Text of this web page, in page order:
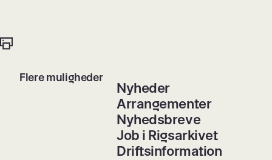
Flere muligheder
Nyheder
Arrangementer
Nyhedsbreve
Job i Rigsarkivet
Driftsinformation